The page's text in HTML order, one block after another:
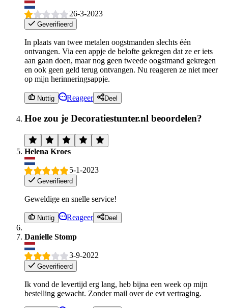
26-3-2023
Geverifieerd
In plaats van twee metalen oogstmanden slechts één
ontvangen. Via een appje de belofte gekregen dat ze er iets
aan gaan doen, maar nog geen tweede oogstmand gekregen
en ook geen geld terug ontvangen. Nu reageren ze niet meer
op mijn herinneringsappje.
Nuttig Reageer Deel
Hoe zou je Decoratiestunter.nl beoordelen?
Helena Kroes
5-1-2023
Geverifieerd
Geweldige en snelle service!
Nuttig Reageer Deel
Danielle Stomp
3-9-2022
Geverifieerd
Ik vond de levertijd erg lang, heb bijna een week op mijn
bestelling gewacht. Zonder mail over de evt vertraging.